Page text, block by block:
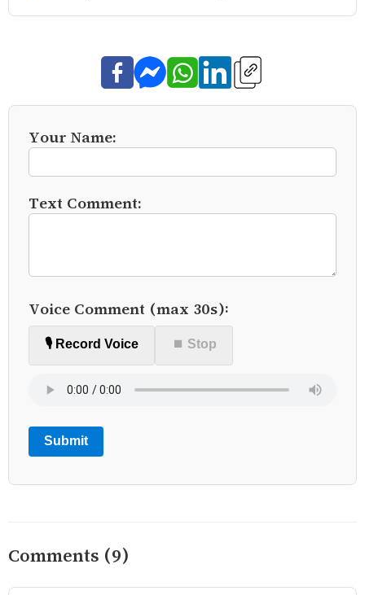
Your Name:
Text Comment:
Voice Comment (max 30s):
🎙️ Record Voice ⏹ Stop
Submit
Comments (9)